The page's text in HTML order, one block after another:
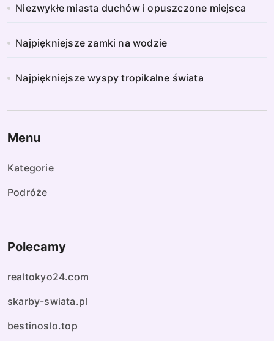
n
i
w
p
Niezwykłe miasta duchów i opuszczone miejsca
Najpiękniejsze zamki na wodzie
Najpiękniejsze wyspy tropikalne świata
Menu
Kategorie
Podróże
Polecamy
realtokyo24.com
skarby-swiata.pl
bestinoslo.top